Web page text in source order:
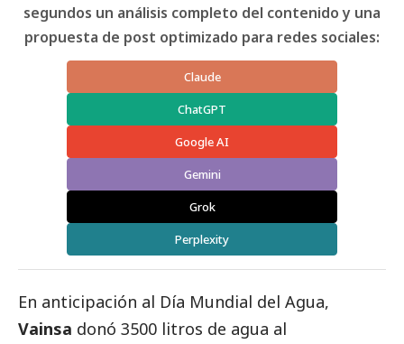
segundos un análisis completo del contenido y una
propuesta de post optimizado para redes sociales:
Claude
ChatGPT
Google AI
Gemini
Grok
Perplexity
En anticipación al Día Mundial del Agua,
Vainsa donó 3500 litros de agua al